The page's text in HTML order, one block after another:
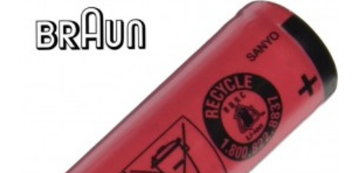
BRAUN, 9030 (5380)
BRAUN, 9100
BRAUN, 9100 (5380 SILKEPIL9FLEX)
BRAUN, 9200